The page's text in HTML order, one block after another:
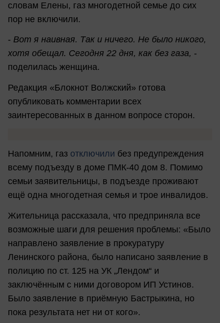
словам Елены, газ многодетной семье до сих
пор не включили.
- Вот я наивная. Так и ничего. Не было никого,
хотя обещал. Сегодня 22 дня, как без газа, -
поделилась женщина.
Редакция «Блокнот Волжский» готова
опубликовать комментарии всех
заинтересованных в данном вопросе сторон.
Напомним, газ отключили без предупреждения
всему подъезду в доме ПМК-40 дом 8. Помимо
семьи заявительницы, в подъезде проживают
ещё одна многодетная семья и трое инвалидов.
Жительница рассказала, что предприняла все
возможные шаги для решения проблемы: «Было
направлено заявление в прокуратуру
Ленинского района, было написано заявление в
полицию по ст. 125 на УК „Лендом“ и
заключённым с ними договором ИП Устинов.
Было заявление в приёмную Бастрыкина, но
пока результата нет ни от кого».